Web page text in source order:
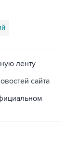
ленту
сайта